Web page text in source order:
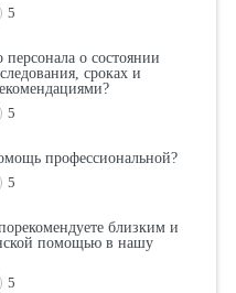
5
о состоянии
сроках и
5
профессиональной?
5
близким и
помощью в нашу
5